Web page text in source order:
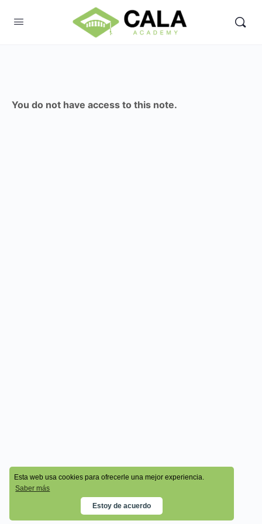
Esta web usa cookies para ofrecerle una mejor experiencia.
Saber más
Estoy de acuerdo
You do not have access to this note.
© 2026 - Cala Academy